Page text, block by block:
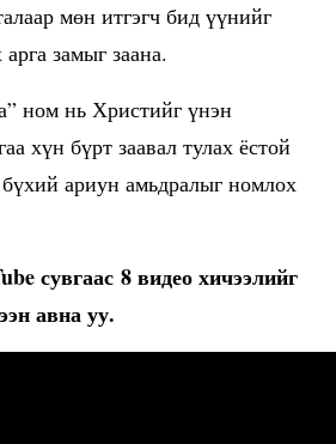
мөн итгэгч бид үүнийг
замыг заана.
ном нь Христийг үнэн
хүн бүрт заавал тулах ёстой
ариун амьдралыг номлох
сувгаас 8 видео хичээлийг
авна уу.